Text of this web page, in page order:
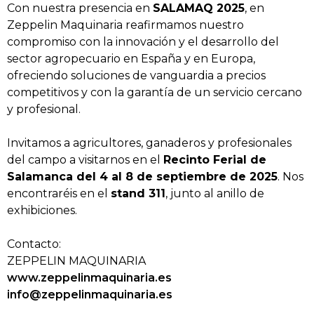
Con nuestra presencia en SALAMAQ 2025, en
Zeppelin Maquinaria reafirmamos nuestro
compromiso con la innovación y el desarrollo del
sector agropecuario en España y en Europa,
ofreciendo soluciones de vanguardia a precios
competitivos y con la garantía de un servicio cercano
y profesional.
Invitamos a agricultores, ganaderos y profesionales
del campo a visitarnos en el Recinto Ferial de
Salamanca del 4 al 8 de septiembre de 2025. Nos
encontraréis en el stand 311, junto al anillo de
exhibiciones.
Contacto:
ZEPPELIN MAQUINARIA
www.zeppelinmaquinaria.es
info@zeppelinmaquinaria.es